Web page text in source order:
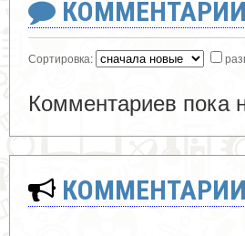
Сортировка:
Комментариев пока